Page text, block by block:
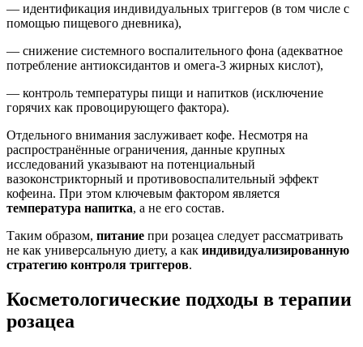
— идентификация индивидуальных триггеров (в том числе с
помощью пищевого дневника),
— снижение системного воспалительного фона (адекватное
потребление антиоксидантов и омега-3 жирных кислот),
— контроль температуры пищи и напитков (исключение
горячих как провоцирующего фактора).
Отдельного внимания заслуживает кофе. Несмотря на
распространённые ограничения, данные крупных
исследований указывают на потенциальный
вазоконстрикторный и противовоспалительный эффект
кофеина. При этом ключевым фактором является
температура напитка, а не его состав.
Таким образом, питание при розацеа следует рассматривать
не как универсальную диету, а как индивидуализированную
стратегию контроля триггеров.
Косметологические подходы в терапии
розацеа